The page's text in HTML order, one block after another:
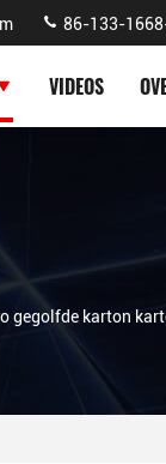
86-133-
VIDEOS
gegolfde karton